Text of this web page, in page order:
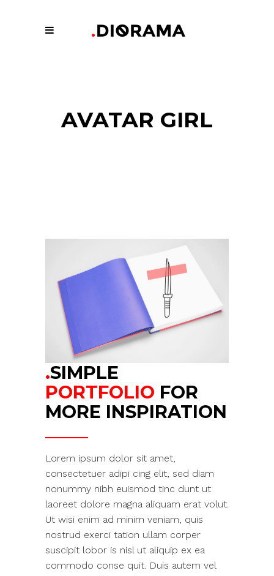
AVATAR GIRL
.SIMPLE
PORTFOLIO FOR
MORE INSPIRATION
Lorem ipsum dolor sit amet,
consectetuer adipi cing elit, sed diam
nonummy nibh euismod tinc dunt ut
laoreet dolore magna aliquam erat volut.
Ut wisi enim ad minim veniam, quis
nostrud exerci tation ullam corper
suscipit lobor is nisl ut aliquip ex ea
commodo conse quit. Duis autem vel